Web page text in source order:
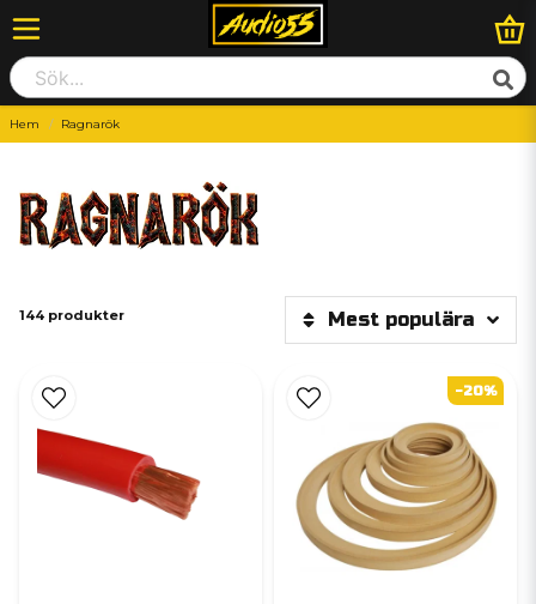
Hem Ragnarök
144 produkter Mest populära
-20%